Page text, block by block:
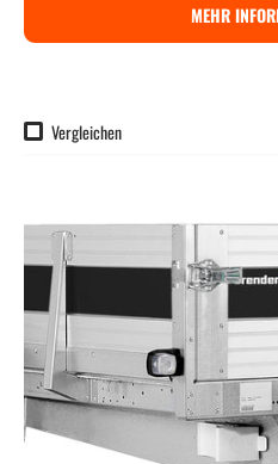
MEHR
Vergleichen